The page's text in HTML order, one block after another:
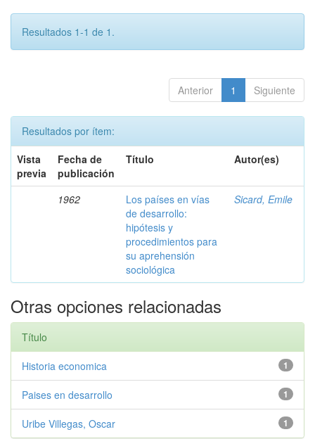
Resultados 1-1 de 1.
Anterior 1 Siguiente
Resultados por ítem:
Vista
previa
Fecha de
publicación
Título Autor(es)
1962
Los países en vías
de desarrollo:
hipótesis y
procedimientos para
su aprehensión
sociológica
Sicard, Emile
Otras opciones relacionadas
Título
1
Historia economica
1
Paises en desarrollo
1
Uribe Villegas, Oscar